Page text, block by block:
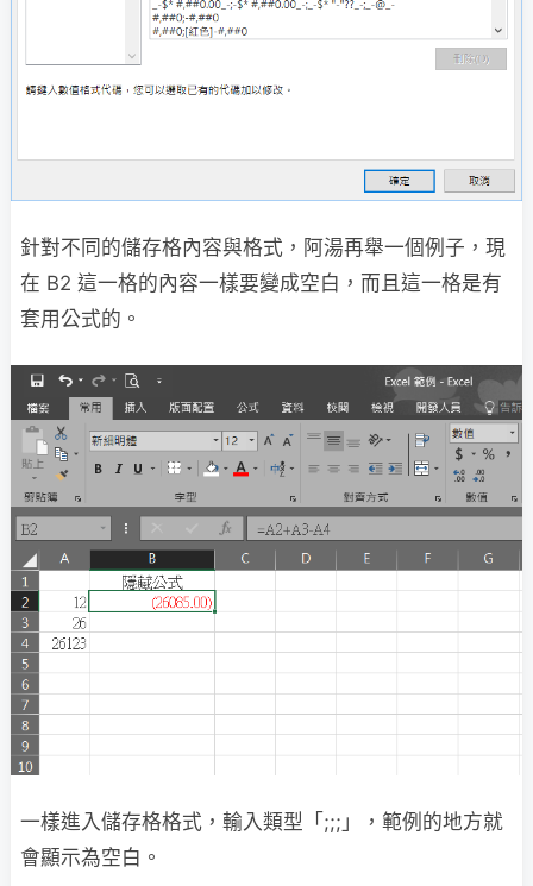
針對不同的儲存格內容與格式，阿湯再舉一個例子，現
在 B2 這一格的內容一樣要變成空白，而且這一格是有
套用公式的。
一樣進入儲存格格式，輸入類型「;;;」，範例的地方就
會顯示為空白。